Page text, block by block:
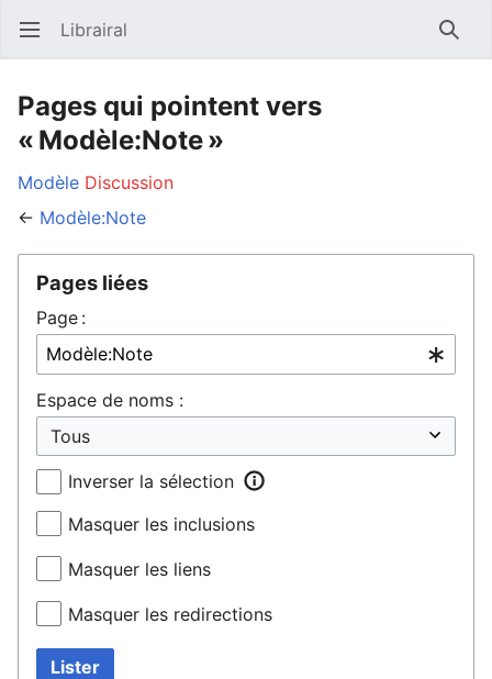
Ouvrir le menu principal Librairal
Pages qui pointent vers
« Modèle:Note »
Modèle Discussion
← Modèle:Note
Pages liées
Page :
Espace de noms :
Inverser la sélection
Masquer les inclusions
Masquer les liens
Masquer les redirections
Lister